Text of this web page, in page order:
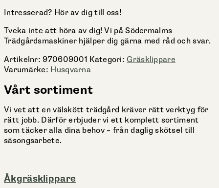
Intresserad? Hör av dig till oss!
Tveka inte att höra av dig! Vi på Södermalms
Trädgårdsmaskiner hjälper dig gärna med råd och svar.
Artikelnr:970609001 Kategori: Gräsklippare
Varumärke: Husqvarna
Vårt sortiment
Vi vet att en välskött trädgård kräver rätt verktyg för
rätt jobb. Därför erbjuder vi ett komplett sortiment
som täcker alla dina behov – från daglig skötsel till
säsongsarbete.
Åkgräsklippare